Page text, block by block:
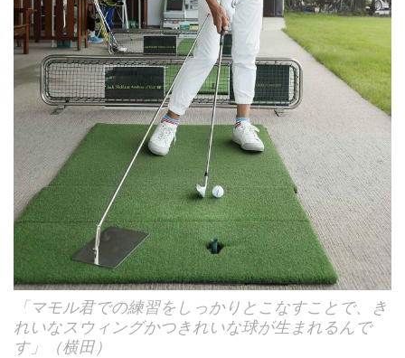
「マモル君での練習をしっかりとこなすことで、き
れいなスウィングかつきれいな球が生まれるんで
す」（横田）